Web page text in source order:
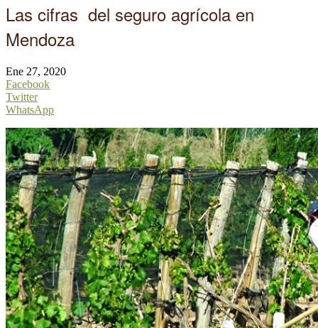
Las cifras del seguro agrícola en
Mendoza
Ene 27, 2020
Facebook
Twitter
WhatsApp